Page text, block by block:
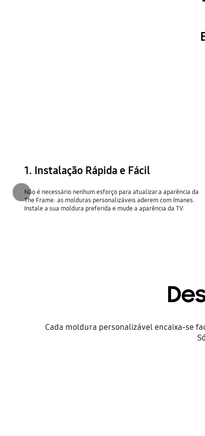
1. Instalação Rápida e Fácil
Não é necessário nenhum esforço para atualizar a aparência da
The Frame: as molduras personalizáveis aderem com ímanes.
Instale a sua moldura preferida e mude a aparência da TV.
Cada moldura personalizável encaixa-se